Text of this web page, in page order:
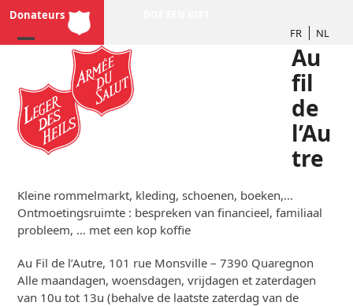
Skip
content
FR NL
Donateurs
Au
fil
de
l’Au
tre
Kleine rommelmarkt, kleding, schoenen, boeken,…
Ontmoetingsruimte : bespreken van financieel, familiaal
probleem, … met een kop koffie
Au Fil de l’Autre, 101 rue Monsville – 7390 Quaregnon
Alle maandagen, woensdagen, vrijdagen et zaterdagen
van 10u tot 13u (behalve de laatste zaterdag van de